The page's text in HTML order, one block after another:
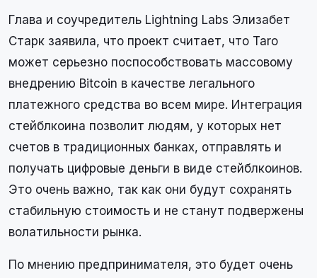
Глава и соучредитель Lightning Labs Элизабет
Старк заявила, что проект считает, что Taro
может серьезно поспособствовать массовому
внедрению Bitcoin в качестве легального
платежного средства во всем мире. Интеграция
стейблкоина позволит людям, у которых нет
счетов в традиционных банках, отправлять и
получать цифровые деньги в виде стейблкоинов.
Это очень важно, так как они будут сохранять
стабильную стоимость и не станут подвержены
волатильности рынка.
По мнению предпринимателя, это будет очень